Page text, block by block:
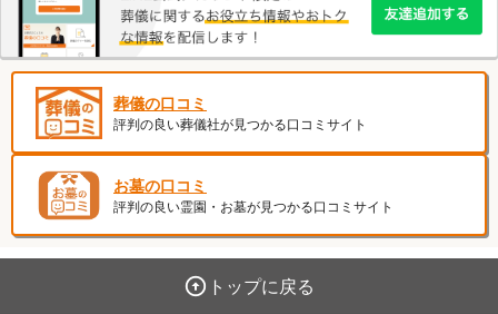
葬儀の口コミ
評判の良い葬儀社が見つかる口コミサイト
お墓の口コミ
評判の良い霊園・お墓が見つかる口コミサイト
トップに戻る